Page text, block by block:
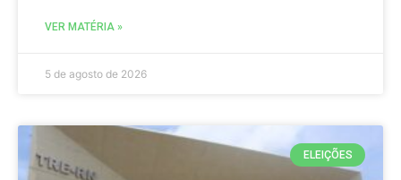
VER MATÉRIA »
5 de agosto de 2026
ELEIÇÕES